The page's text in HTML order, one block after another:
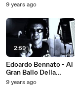
9 years ago
2:59
Edoardo Bennato - Al
Gran Ballo Della
Leopolda
9 years ago